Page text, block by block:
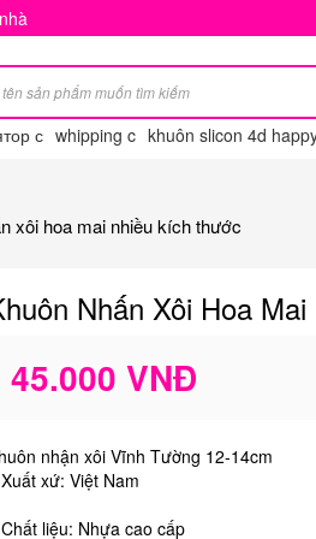
с whipping c khuôn slicon 4d
xôi hoa mai nhiều kích thước
Nhấn Xôi Hoa
45.000 VNĐ
nhận xôi Vĩnh Tường 12-14cm
xứ: Việt Nam
liệu: Nhựa cao cấp